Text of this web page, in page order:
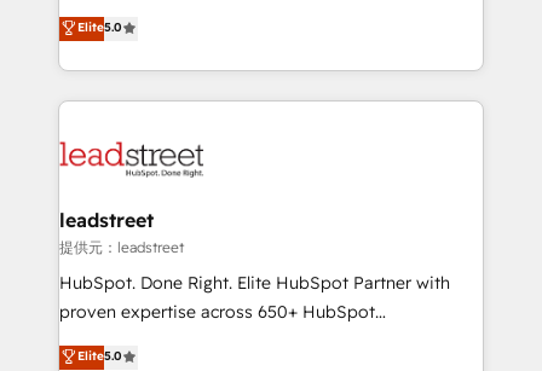
the United States, EU, UAE, Mexico and Latin
America. From casual user to super fan: make
grow with clarity, confidence, and intelligence.
Operating across the UK, Netherlands, Ireland, and
Canada, we’ve delivered thousands of successful
HubSpot projects for mid-market and enterprise
combine HubSpot, data, and AI to design connected
and technology for predictable, scalable revenue
growth. Our expertise spans RevOps, CRM and data
architecture, AI enablement, and strategic marketing,
delivered through our proprietary FLAIR framework
Partner and ISO 27001:2022 certified consultancy,
Elite5.0
leadstreet
提供元：leadstreet
HubSpot. Done Right. Elite HubSpot Partner with
proven expertise across 650+ HubSpot
implementations. With 12+ years of HubSpot
Elite5.0